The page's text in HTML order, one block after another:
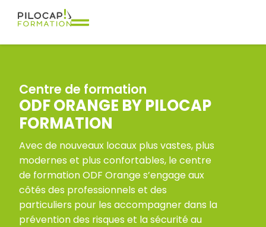
Centre de formation
ODF ORANGE BY PILOCAP
FORMATION
Avec de nouveaux locaux plus vastes, plus
modernes et plus confortables, le centre
de formation ODF Orange s’engage aux
côtés des professionnels et des
particuliers pour les accompagner dans la
prévention des risques et la sécurité au